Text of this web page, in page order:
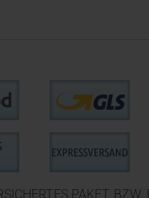
PAKET, BZW.